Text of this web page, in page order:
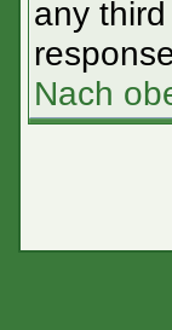
any
Nach